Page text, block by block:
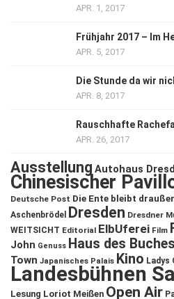
APR. 1, 2017
Frühjahr 2017 – Im
APR. 5, 2017
Die Stunde da wir
APR. 8, 2017
Rauschhafte
APR. 26, 2017
Ausstellung Autohaus
Chinesischer
Deutsche Post Die Ente bleibt
Aschenbrödel
Dresden Dresdner
WEITSICHT Editorial ElbUferei Film
John Genuss Haus des Buches
Town Japanisches Palais Kino Ladys
Landesbühnen
Lesung Loriot Meißen Open Air